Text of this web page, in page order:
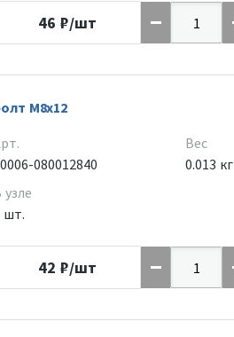
46 ₽/шт
M8x12
080012840
узле
шт.
Вес
0.013 кг
42 ₽/шт